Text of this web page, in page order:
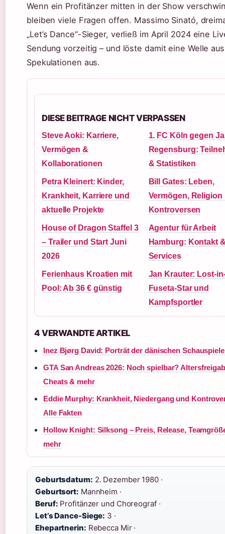
Wenn ein Profitänzer mitten in der Show
bleiben viele Fragen offen. Massimo Sinató,
„Let’s Dance“-Sieger, verließ im April 2024 eine
Sendung vorzeitig – und löste damit eine Welle aus
Spekulationen aus.
DIESE BEITRAGE NICHT VERPASSEN
Steve Aoki: Karriere,
Vermögen &
Kollaborationen
1. FC Köln gegen
Regensburg:
& Statistiken
Petra Kleinert: Kinder,
Krankheit, Karriere und
aktuelle Projekte
Bill Gates: Leben,
Vermögen, Religion
Kontroversen
House of Dragon Staffel 3
– Trailer und Start Juni
2026
Agentur für Arbeit
Hamburg: Kontakt
Services
Ferienhaus Kroatien mit
Pool: Ab 36 € günstig
Jan Krauter: Lost-
Fuseta-Star und
Kampfsportler
4 VERWANDTE ARTIKEL
Inez Bjørg David: Porträt der dänischen
GTA San Andreas 2026: Noch spielbar?
Cheats & mehr
Eddie Murphy: Krankheit, Niedergang und
Alle Fakten
Hollow Knight: Silksong – Preis, Release,
mehr
Geburtsdatum: 2. Dezember 1980 ·
Geburtsort: Mannheim ·
Beruf: Profitänzer und Choreograf ·
Let’s Dance-Siege: 3 ·
Ehepartnerin: Rebecca Mir ·